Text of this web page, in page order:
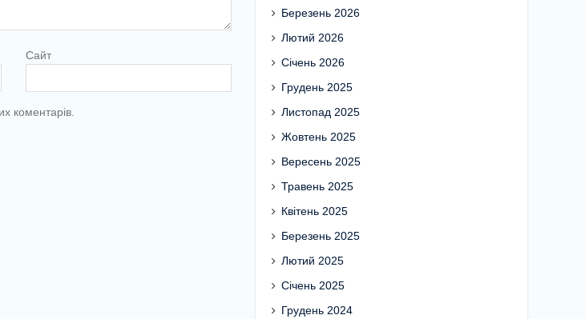
Сайт
коментарів.
Березень 2026
Лютий 2026
Січень 2026
Грудень 2025
Листопад 2025
Жовтень 2025
Вересень 2025
Травень 2025
Квітень 2025
Березень 2025
Лютий 2025
Січень 2025
Грудень 2024